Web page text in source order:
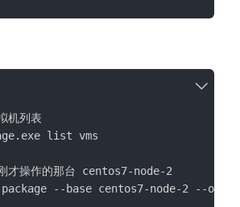
机列表
list vms
才操作的那台 centos7-node-2